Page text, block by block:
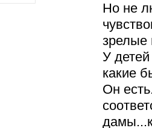
Но не
зрелые
У
какие
Он